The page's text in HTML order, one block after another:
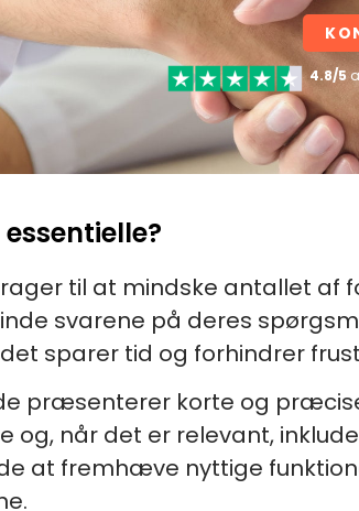
4.8/5
til at mindske antallet af
svarene på deres
sparer tid og forhindrer
præsenterer korte og
når det er relevant,
at fremhæve nyttige